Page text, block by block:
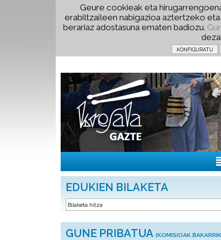
Geure cookieak eta
erabiltzaileen nabigazioa aztertzeko
berariaz adostasuna ematen badiozu.
EDUKIEN BILAKETA
GUNE PRIBATUA (KOMISIOAK